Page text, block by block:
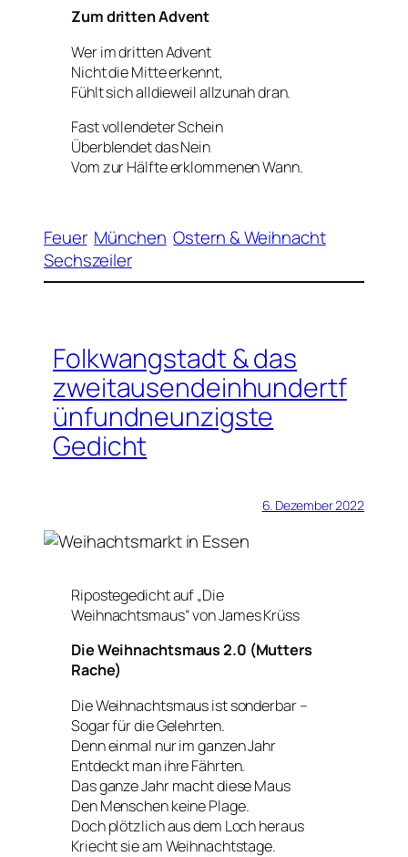
Zum dritten Advent
Wer im dritten Advent
Nicht die Mitte erkennt,
Fühlt sich alldieweil allzunah dran.
Fast vollendeter Schein
Überblendet dasNein
Vom zur Hälfte erklommenenWann.
Feuer München Ostern & Weihnacht
Sechszeiler
Folkwangstadt & das
zweitausendeinhundertf
ünfundneunzigste
Gedicht
6. Dezember 2022
Ripostegedicht auf „Die
Weihnachtsmaus“ von James Krüss
Die Weihnachtsmaus 2.0 (Mutters
Rache)
Die Weihnachtsmaus ist sonderbar –
Sogar für die Gelehrten.
Denn einmal nur im ganzen Jahr
Entdeckt man ihre Fährten.
Das ganze Jahr macht diese Maus
Den Menschen keine Plage.
Doch plötzlich aus dem Loch heraus
Kriecht sie am Weihnachtstage.